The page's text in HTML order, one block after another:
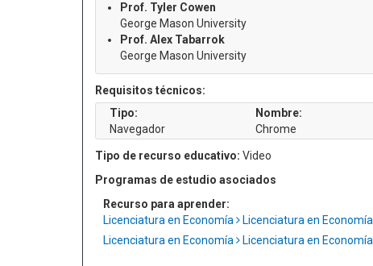
Prof. Tyler Cowen
George Mason University
Prof. Alex Tabarrok
George Mason University
Requisitos técnicos:
Tipo:
Navegador
Nombre:
Chrome
Tipo de recurso educativo: Video
Programas de estudio asociados
Recurso para aprender:
Licenciatura en Economía
Licenciatura en Economía
Licenciatura en Economía
Licenciatura en Economía